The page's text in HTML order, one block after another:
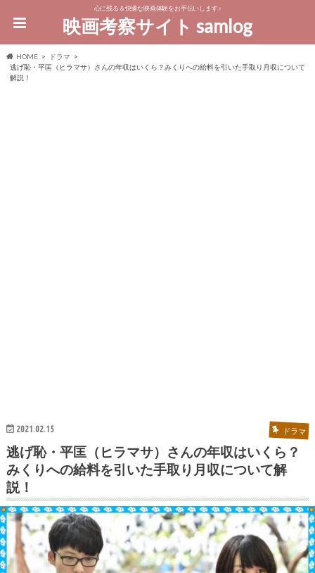
心に残る＆快適な映画体験をお手伝いします♪
映画考察サイト samlog
HOME
ドラマ
逃げ恥・平匡（ヒラマサ）さんの年収はいくら？みくりへの給料を引いた手取り月収について
解説！
2021.02.15 ドラマ
逃げ恥・平匡（ヒラマサ）さんの年収はいくら？
みくりへの給料を引いた手取り月収について解
説！